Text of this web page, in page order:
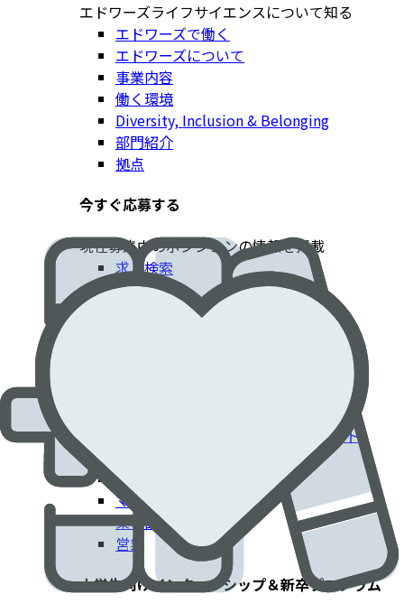
エドワーズライフサイエンスについて知る
エドワーズで働く
エドワーズについて
事業内容
働く環境
Diversity, Inclusion & Belonging
部門紹介
拠点
今すぐ応募する​
現在募集中のポジションの情報を掲載​
求人検索
採用情報
患者さんに貢献するエドワーズでのキャリア​
フィールドクリニカルスペシャリスト
製造工場
マーケティング
薬事部門
営業
大学生向けインターンシップ＆新卒プログラム